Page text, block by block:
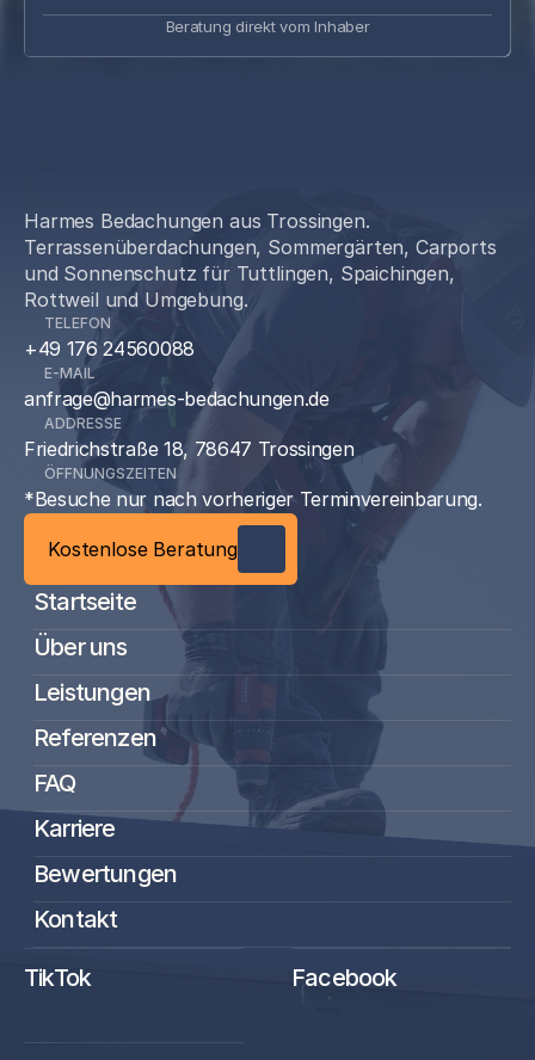
Beratung direkt vom Inhaber
Harmes Bedachungen aus Trossingen.
Terrassenüberdachungen, Sommergärten, Carports
und Sonnenschutz für Tuttlingen, Spaichingen,
Rottweil und Umgebung.
TELEFON
+49 176 24560088
E-MAIL
anfrage@harmes-bedachungen.de
ADDRESSE
Friedrichstraße 18, 78647 Trossingen
ÖFFNUNGSZEITEN
*Besuche nur nach vorheriger Terminvereinbarung.
Kostenlose Beratung
Startseite
Über uns
Leistungen
Referenzen
FAQ
Karriere
Bewertungen
Kontakt
TikTok Facebook